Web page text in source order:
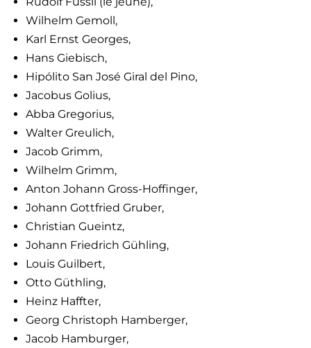
Wilhelm Gemoll,
Karl Ernst Georges,
Hans Giebisch,
Hipólito San José Giral del Pino,
Jacobus Golius,
Abba Gregorius,
Walter Greulich,
Jacob Grimm,
Wilhelm Grimm,
Anton Johann Gross-Hoffinger,
Johann Gottfried Gruber,
Christian Gueintz,
Johann Friedrich Gühling,
Louis Guilbert,
Otto Güthling,
Heinz Haffter,
Georg Christoph Hamberger,
Jacob Hamburger,